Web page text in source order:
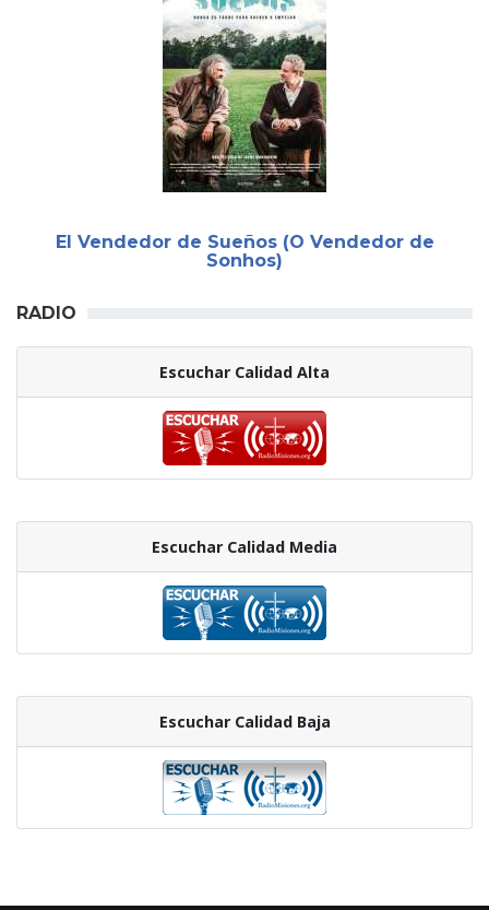
El Vendedor de Sueños (O Vendedor de
Sonhos)
RADIO
Escuchar Calidad Alta
Escuchar Calidad Media
Escuchar Calidad Baja